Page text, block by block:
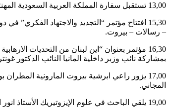
13,00 تستقبل سفارة المملكة العربية السعودية المهنئين بمناسبة تولي الامير محمد بن سلمان ولاية العهد، في مقر السفارة.
15,30 افتتاح مؤتمر “التجديد والاجتهاد
– رسالات – بيروت.
16,30 مؤتمر بعنوان “اين لبنان من التحديات
بمشاركة نائب وزبر داخلية المانيا النائب
17,00 يزور راعي ابرشية بيروت المارونية
المجاني.
19,00 يلقي الباحث في علوم الإيزوتيريك الأستاذ انور السمراني محاضرة بعنوان “عشق التحدي عامل أساس للتجدد الحياتي”، في مركز علوم الإيزوتيريك في الحازمية.